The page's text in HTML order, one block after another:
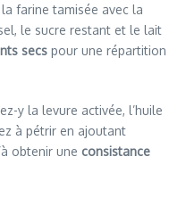
farine tamisée avec la
le sucre restant et le lait
secs pour une répartition
y la levure activée, l’huile
à pétrir en ajoutant
obtenir une consistance